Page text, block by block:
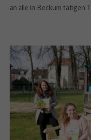
an alle in Beckum tätigen